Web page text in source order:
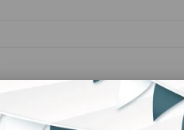
Kişisel Bakım